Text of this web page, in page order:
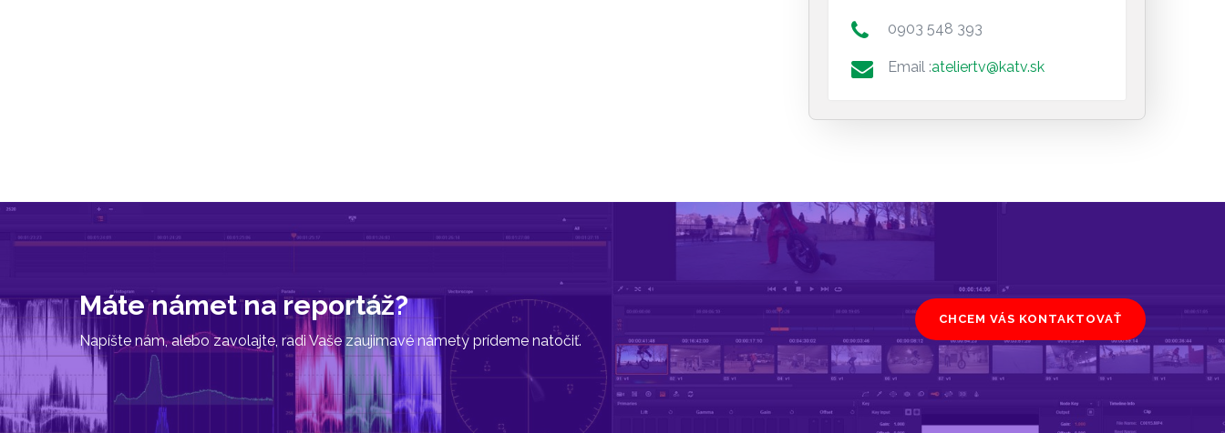
0903 548 393
Email :ateliertv@katv.sk
Máte námet na reportáž?
Napíšte nám, alebo zavolajte, radi Vaše zaujímavé námety prídeme natočiť.
CHCEM VÁS KONTAKTOVAŤ